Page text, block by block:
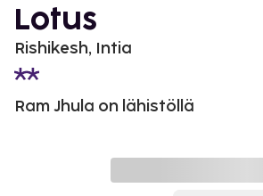
Lotus
Rishikesh, Intia
Ram Jhula on lähistöllä